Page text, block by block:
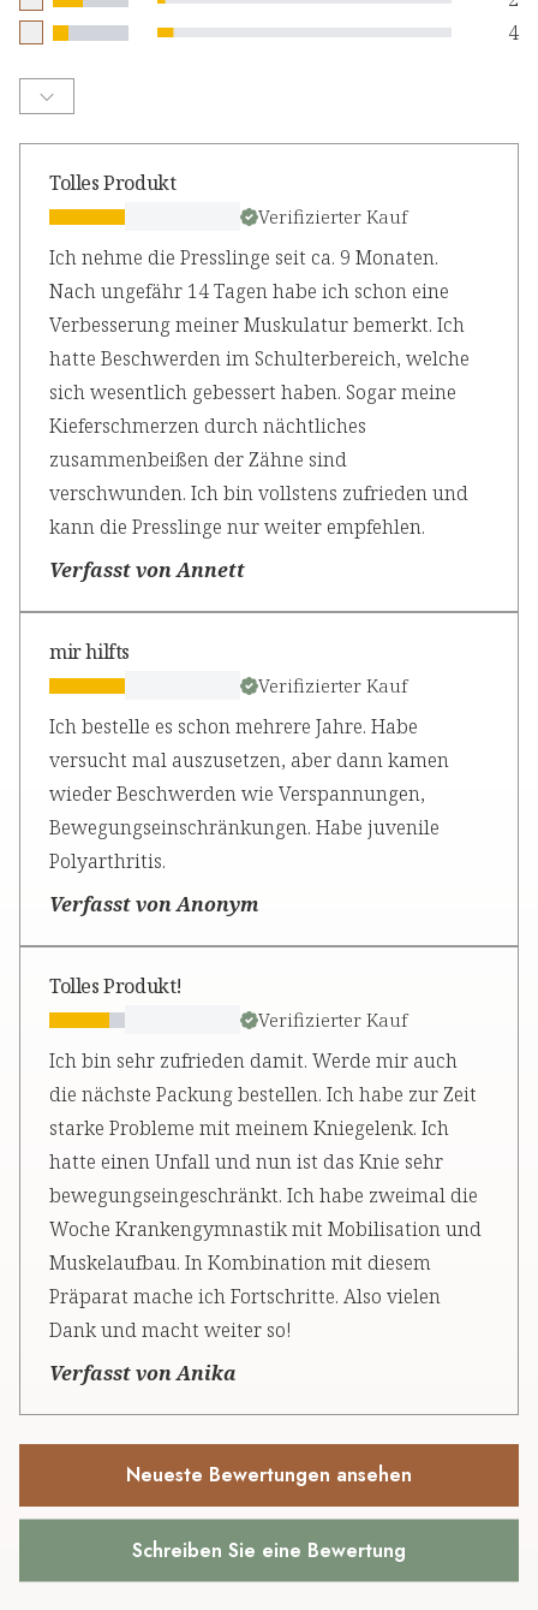
4
Tolles Produkt
Verifizierter Kauf
Ich nehme die Presslinge seit ca. 9 Monaten.
Nach ungefähr 14 Tagen habe ich schon eine
Verbesserung meiner Muskulatur bemerkt. Ich
hatte Beschwerden im Schulterbereich, welche
sich wesentlich gebessert haben. Sogar meine
Kieferschmerzen durch nächtliches
zusammenbeißen der Zähne sind
verschwunden. Ich bin vollstens zufrieden und
kann die Presslinge nur weiter empfehlen.
Verfasst von Annett
mir hilfts
Verifizierter Kauf
Ich bestelle es schon mehrere Jahre. Habe
versucht mal auszusetzen, aber dann kamen
wieder Beschwerden wie Verspannungen,
Bewegungseinschränkungen. Habe juvenile
Polyarthritis.
Verfasst von Anonym
Tolles Produkt!
Verifizierter Kauf
Ich bin sehr zufrieden damit. Werde mir auch
die nächste Packung bestellen. Ich habe zur Zeit
starke Probleme mit meinem Kniegelenk. Ich
hatte einen Unfall und nun ist das Knie sehr
bewegungseingeschränkt. Ich habe zweimal die
Woche Krankengymnastik mit Mobilisation und
Muskelaufbau. In Kombination mit diesem
Präparat mache ich Fortschritte. Also vielen
Dank und macht weiter so!
Verfasst von Anika
Neueste Bewertungen ansehen
Schreiben Sie eine Bewertung